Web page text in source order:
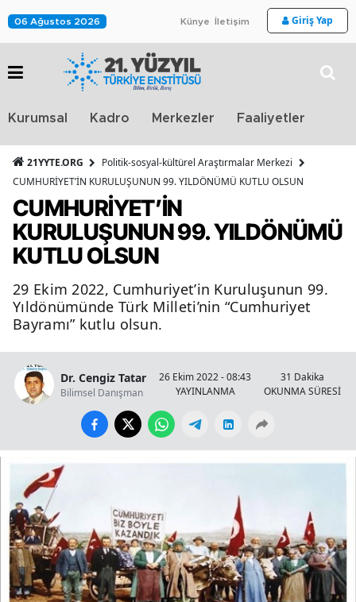
06 Ağustos 2026 Künye İletişim Giriş Yap
Kurumsal Kadro Merkezler Faaliyetler
21YYTE.ORG
Politik-sosyal-kültürel Araştırmalar Merkezi
CUMHURİYET’İN KURULUŞUNUN 99. YILDÖNÜMÜ KUTLU OLSUN
CUMHURİYET’İN
KURULUŞUNUN 99. YILDÖNÜMÜ
KUTLU OLSUN
29 Ekim 2022, Cumhuriyet’in Kuruluşunun 99.
Yıldönümünde Türk Milleti’nin “Cumhuriyet
Bayramı” kutlu olsun.
Dr. Cengiz Tatar
Bilimsel Danışman
26 Ekim 2022 - 08:43
YAYINLANMA
31 Dakika
OKUNMA SÜRESİ